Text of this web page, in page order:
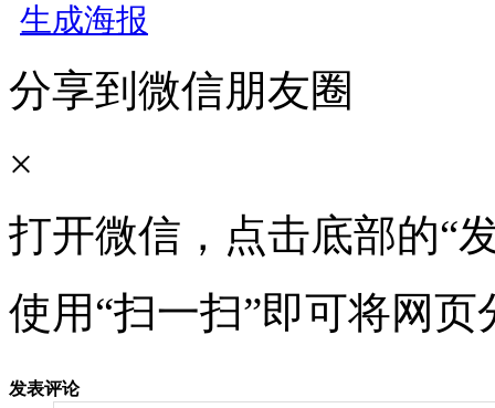
生成海报
分享到微信朋友圈
×
打开微信，点击底部的“
使用“扫一扫”即可将网
发表评论